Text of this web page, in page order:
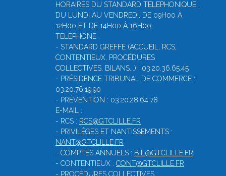
HORAIRES DU STANDARD TELEPHONIQUE :
DU LUNDI AU VENDREDI, DE 09H00 À
12H00 ET DE 14H00 À 16H00
TELEPHONE :
- STANDARD GREFFE (ACCUEIL, RCS,
CONTENTIEUX, PROCÉDURES
COLLECTIVES, BILANS...) : 03.20.36.65.45
- PRÉSIDENCE TRIBUNAL DE COMMERCE :
03.20.76.19.90
- PRÉVENTION : 03.20.28.64.78
E-MAIL :
- RCS : RCS@GTCLILLE.FR
- PRIVILÈGES ET NANTISSEMENTS :
NANT@GTCLILLE.FR
- COMPTES ANNUELS : BIL@GTCLILLE.FR
- CONTENTIEUX : CONT@GTCLILLE.FR
- PROCÉDURES COLLECTIVES :